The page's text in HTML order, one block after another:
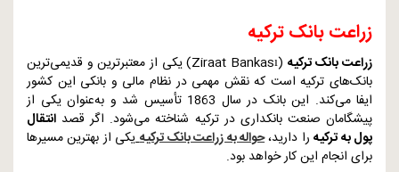
زراعت بانک ترکیه
زراعت بانک ترکیه (
Ziraat Bankası) یکی از معتبرترین و قدیمی‌ترین
بانک‌های ترکیه است که نقش مهمی در نظام مالی و بانکی این کشور
ایفا می‌کند. این بانک در سال 1863 تأسیس شد و به‌عنوان یکی از
پیشگامان صنعت بانکداری در ترکیه شناخته می‌شود. اگر قصد انتقال
پول به ترکیهرا دارید،حواله به زراعت بانک ترکیهیکی از بهترین مسیرها
برای انجام این کار خواهد بود.